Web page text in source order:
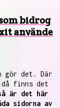
bidrog
använde
gör det. Där
finns det
är det här
sidorna av